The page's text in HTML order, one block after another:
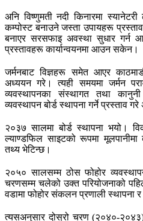
अनि विष्णुमती नदी किनारमा स्यानेटरी
कम्पोस्ट बनाउने जस्ता उपायहरू प्रस्ताव
बनाएर सरसफाइ अवस्था सुधार गर्न
प्रस्तावहरू कार्यान्वयनमा आउन सकेन।
जर्मनबाट विज्ञहरू समेत आएर
अध्ययन गरे। त्यही समयमा जर्मन
व्यवस्थापनका संस्थागत तथा कानुनी
व्यवस्थापन बोर्ड स्थापना गर्ने प्रस्ताव गरे
२०३७ सालमा बोर्ड स्थापना भयो।
ल्याण्डफिल साइटको रूपमा मूलपानीमा
तथ्य भेटिन्छ।
२०५० सालसम्म ठोस फोहोर
चरणसम्म चलेको उक्त परियोजनाको
वडामा फोहोर संकलन प्रणाली स्थापना
त्यसअनुसार दोस्रो चरण (२०४०-२०४३)